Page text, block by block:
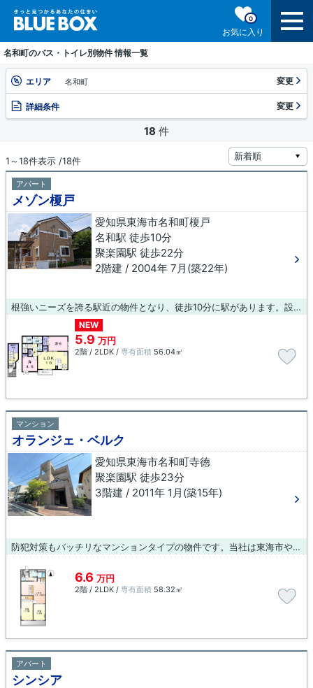
お気に入り
0
名和町のバス・トイレ別物件 情報一覧
エリア 名和町 変更
詳細条件 変更
18 件
1～18件表示 /18件
アパート
メゾン榎戸
愛知県東海市名和町榎戸
名和駅 徒歩10分
聚楽園駅 徒歩22分
2階建 / 2004年 7月(築22年)
根強いニーズを誇る駅近の物件となり、徒歩10分に駅があります。設備も充実していて住みやすい、魅力が詰まったアパートです。東海市内の物件情報をお求めなら、お気軽に当社へご連絡下さい。地域に密着しているので、確かな賃貸情報と地域情報をご提供いたします。ご安心して当社にお任せ下さい。
NEW
5.9 万円
2階 / 2LDK / 専有面積 56.04㎡
マンション
オランジェ・ベルク
愛知県東海市名和町寺徳
聚楽園駅 徒歩23分
3階建 / 2011年 1月(築15年)
防犯対策もバッチリなマンションタイプの物件です。当社は東海市や聚楽園付近での物件情報を豊富に取り扱っております。経験豊富なスタッフが一生懸命サポートしますので、まずはご連絡ください。
6.6 万円
2階 / 2LDK / 専有面積 58.32㎡
アパート
シンシア